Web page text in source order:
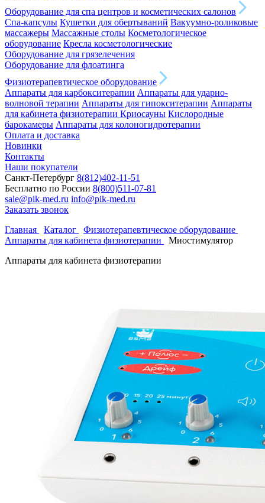
Оборудование для спа центров и косметических салонов
Спа-капсулы Кушетки для обертываний Вакуумно-роликовые
массажеры Массажные столы Косметологическое
оборудование Кресла косметологические
Оборудование для грязелечения
Оборудование для флоатинга
Физиотерапевтическое оборудование
Аппараты для карбокситерапии Аппараты для ударно-
волновой терапии Аппараты для гипокситерапии Аппараты
для кабинета физиотерапии Криосауны Кислородные
барокамеры Аппараты для колоногидротерапии
Оплата и доставка
Новинки
Контакты
Наши покупатели
Санкт-Петербург 8(812)402-11-51
Бесплатно по России 8(800)511-07-81
sale@pik-med.ru info@pik-med.ru
Заказать звонок
Главная
Каталог
Физиотерапевтическое оборудование
Аппараты для кабинета физиотерапии
Миостимулятор
Аппараты для кабинета физиотерапии